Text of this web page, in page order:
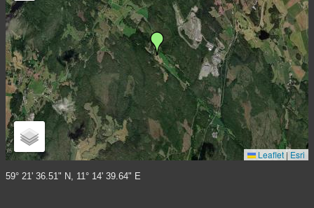
Leaflet| Esri
59° 21' 36.51" N, 11° 14' 39.64" E